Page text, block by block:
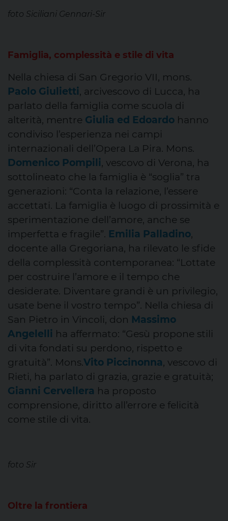
foto Siciliani Gennari-Sir
Famiglia, complessità e stile di vita
Nella chiesa di San Gregorio VII, mons.
Paolo Giulietti, arcivescovo di Lucca, ha
parlato della famiglia come scuola di
alterità, mentre Giulia ed Edoardo hanno
condiviso l’esperienza nei campi
internazionali dell’Opera La Pira. Mons.
Domenico Pompili, vescovo di Verona, ha
sottolineato che la famiglia è “soglia” tra
generazioni: “Conta la relazione, l’essere
accettati. La famiglia è luogo di prossimità e
sperimentazione dell’amore, anche se
imperfetta e fragile”. Emilia Palladino,
docente alla Gregoriana, ha rilevato le sfide
della complessità contemporanea: “Lottate
per costruire l’amore e il tempo che
desiderate. Diventare grandi è un privilegio,
usate bene il vostro tempo”. Nella chiesa di
San Pietro in Vincoli, don Massimo
Angelelli ha affermato: “Gesù propone stili
di vita fondati su perdono, rispetto e
gratuità”. Mons.Vito Piccinonna, vescovo di
Rieti, ha parlato di grazia, grazie e gratuità;
Gianni Cervellera ha proposto
comprensione, diritto all’errore e felicità
come stile di vita.
foto Sir
Oltre la frontiera